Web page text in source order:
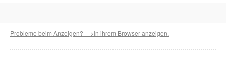
Probleme beim Anzeigen? -->In ihrem Browser anzeigen.